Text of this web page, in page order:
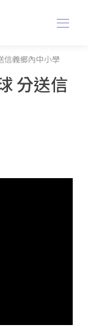
信義鄉內中小學
分送信